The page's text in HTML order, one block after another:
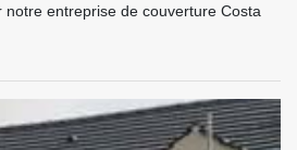
entreprise de couverture Costa